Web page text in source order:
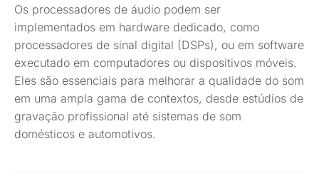
Os processadores de áudio podem ser
implementados em hardware dedicado, como
processadores de sinal digital (DSPs), ou em software
executado em computadores ou dispositivos móveis.
Eles são essenciais para melhorar a qualidade do som
em uma ampla gama de contextos, desde estúdios de
gravação profissional até sistemas de som
domésticos e automotivos.